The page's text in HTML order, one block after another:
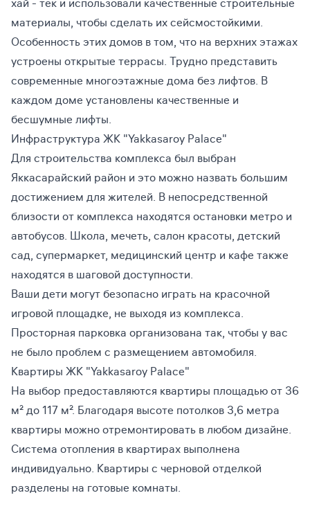
хай - тек и использовали качественные строительные
материалы, чтобы сделать их сейсмостойкими.
Особенность этих домов в том, что на верхних этажах
устроены открытые террасы. Трудно представить
современные многоэтажные дома без лифтов. В
каждом доме установлены качественные и
бесшумные лифты.
Инфраструктура ЖК "Yakkasaroy Palace"
Для строительства комплекса был выбран
Яккасарайский район и это можно назвать большим
достижением для жителей. В непосредственной
близости от комплекса находятся остановки метро и
автобусов. Школа, мечеть, салон красоты, детский
сад, супермаркет, медицинский центр и кафе также
находятся в шаговой доступности.
Ваши дети могут безопасно играть на красочной
игровой площадке, не выходя из комплекса.
Просторная парковка организована так, чтобы у вас
не было проблем с размещением автомобиля.
Квартиры ЖК "Yakkasaroy Palace"
На выбор предоставляются квартиры площадью от 36
м² до 117 м². Благодаря высоте потолков 3,6 метра
квартиры можно отремонтировать в любом дизайне.
Система отопления в квартирах выполнена
индивидуально. Квартиры с черновой отделкой
разделены на готовые комнаты.